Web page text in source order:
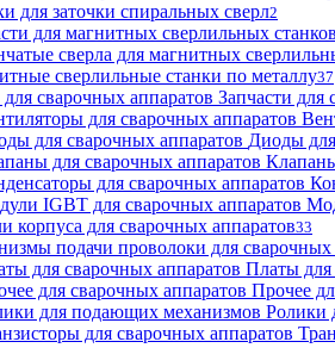
для заточки спиральных сверл2
для магнитных сверлильных станков
сверла для магнитных
сверлильные станки по металлу37
Запчасти для
Диоды
корпуса для сварочных аппаратов33
подачи проволоки для сварочных
Платы для
Прочее
Ролики